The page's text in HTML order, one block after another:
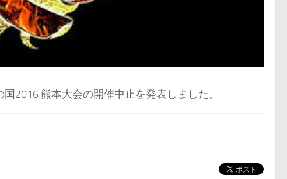
2016 熊本大会の開催中止を発表しました。